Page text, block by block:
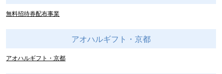
無料招待券配布事業
アオハルギフト・京都
アオハルギフト・京都